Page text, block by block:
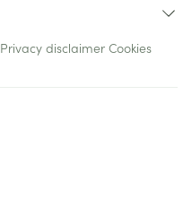
Privacy disclaimer Cookies